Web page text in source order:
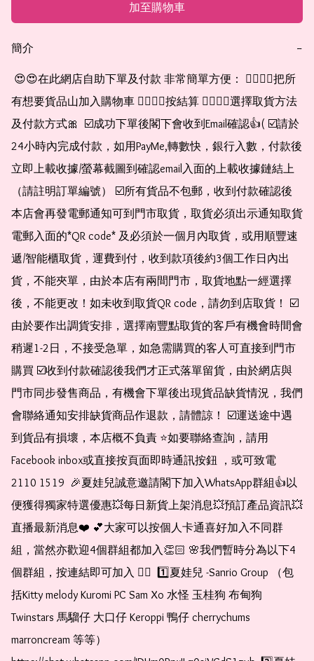
加至購物車
簡介 −
有想要貨品山加入購物車 👉🏻👉🏻按結算 👉🏻👉🏻選擇取貨方法
及付款方式🎀  ☑️成功下單後閣下會收到Email確認👍( ☑️請於
24小時內完成付款，如用PayMe,轉數快，銀行入數，付款後
立即上載收據/螢幕截圖到確認email入面的上載收據鏈結上
（請註明訂單編號） ☑️所有貨品不包郵，收到付款確認後
本店會再發電郵通知可到門市取貨，取貨必須出示通知取貨
電郵入面的*QR code* 及必須於一個月內取貨，或用順豐速
遞/智能櫃取貨，運費到付，收到款項後約3個工作日內出
貨，不能夾單，由於本店有兩間門市，取貨地點一經選擇
後，不能更改！如未收到取貨QR code，請勿到店取貨！ ☑️
由於要作出調貨安排，選擇南豐點取貨的客戶有機會時間會
稍遲1-2日，不接受急單，如急需購買的客人可直接到門市
購買 ☑️收到付款確認後我們才正式落單留貨，由於網店與
門市同步發售商品，有機會下單後出現貨品缺貨情況，我們
會聯絡通知安排缺貨商品作退款，請體諒！ ☑️運送途中遇
到貨品有損壞，本店概不負責 ⭐️如要聯絡查詢，請用
Facebook inbox或直接按頁面即時通訊按鈕 ，或可致電
2110 1519  🎉夏娃兒誠意邀請閣下加入WhatsApp群組👍以
便獲得獨家特選優惠💥每日新貨上架消息💥預訂產品資訊💥
直播最新消息❤️ 💕大家可以按個人卡通喜好加入不同群
組，當然亦歡迎4個群組都加入👏🏻 🌸我們暫時分為以下4
個群組，按連結即可加入 👇🏻  1️⃣夏娃兒 -Sanrio Group （包
括Kitty melody Kuromi PC Sam Xo 水怪 玉桂狗 布甸狗
Twinstars 馬騮仔 大口仔 Keroppi 鴨仔 cherrychums
marroncream 等等）